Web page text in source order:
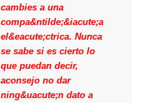
cambies a una
compa&ntilde;&iacute;a
el&eacute;ctrica. Nunca
se sabe si es cierto lo
que puedan decir,
aconsejo no dar
ning&uacute;n dato a